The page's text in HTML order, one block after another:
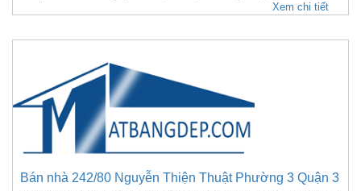
Xem chi tiết
Bán nhà 242/80 Nguyễn Thiện Thuật Phường 3 Quận 3